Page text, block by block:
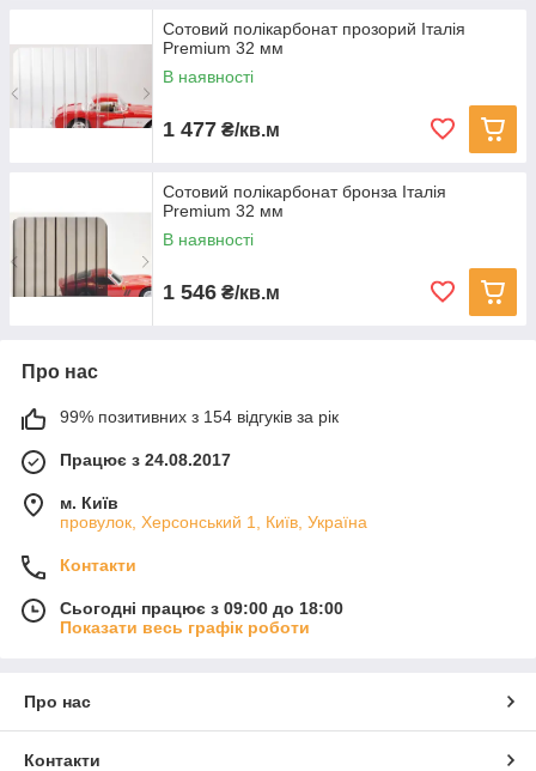
Сотовий полікарбонат прозорий Італія
Premium 32 мм
В наявності
1 477 ₴/кв.м
Сотовий полікарбонат бронза Італія
Premium 32 мм
В наявності
1 546 ₴/кв.м
Про нас
99% позитивних з 154 відгуків за рік
Працює з 24.08.2017
м. Київ
провулок, Херсонський 1, Київ, Україна
Контакти
Сьогодні працює з 09:00 до 18:00
Показати весь графік роботи
Про нас
Контакти